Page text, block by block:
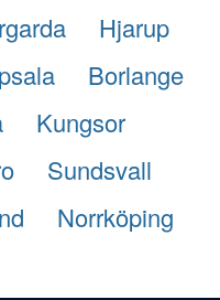
Hjarup
Borlange
Kungsor
Sundsvall
Norrköping